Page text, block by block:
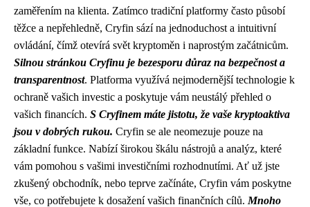
zaměřením na klienta. Zatímco tradiční platformy často působí
těžce a nepřehledně, Cryfin sází na jednoduchost a intuitivní
ovládání, čímž otevírá svět kryptoměn i naprostým začátnicům.
Silnou stránkou Cryfinu je bezesporu důraz na bezpečnost a
transparentnost. Platforma využívá nejmodernější technologie k
ochraně vašich investic a poskytuje vám neustálý přehled o
vašich financích. S Cryfinem máte jistotu, že vaše kryptoaktiva
jsou v dobrých rukou. Cryfin se ale neomezuje pouze na
základní funkce. Nabízí širokou škálu nástrojů a analýz, které
vám pomohou s vašimi investičními rozhodnutími. Ať už jste
zkušený obchodník, nebo teprve začínáte, Cryfin vám poskytne
vše, co potřebujete k dosažení vašich finančních cílů. Mnoho